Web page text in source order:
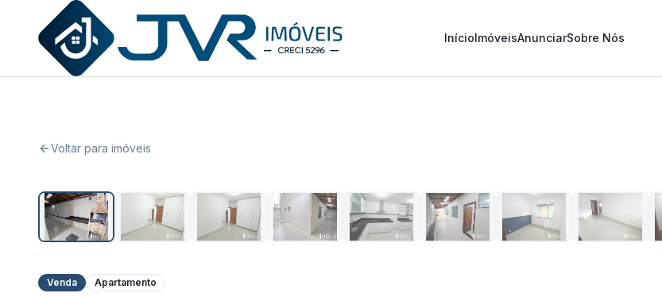
JVR Imóveis
InícioImóveisAnunciarSobre Nós
Voltar para imóveis
Venda Apartamento